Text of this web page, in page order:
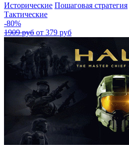
Исторические Пошаговая стратегия
Тактические
-80%
1909 руб от 379 руб